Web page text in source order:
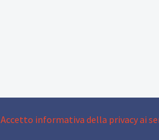
Accetto informativa della privacy ai